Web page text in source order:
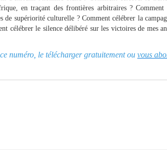
en traçant des frontières arbitraires ? Comment
de supériorité culturelle ? Comment célébrer la
célébrer le silence délibéré sur les victoires de mes
numéro, le télécharger gratuitement ou vous